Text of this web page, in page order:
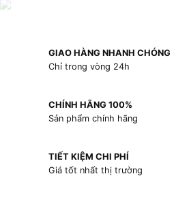
GIAO HÀNG NHANH CHÓNG
Chỉ trong vòng 24h
CHÍNH HÃNG 100%
Sản phẩm chính hãng
TIẾT KIỆM CHI PHÍ
Giá tốt nhất thị trường